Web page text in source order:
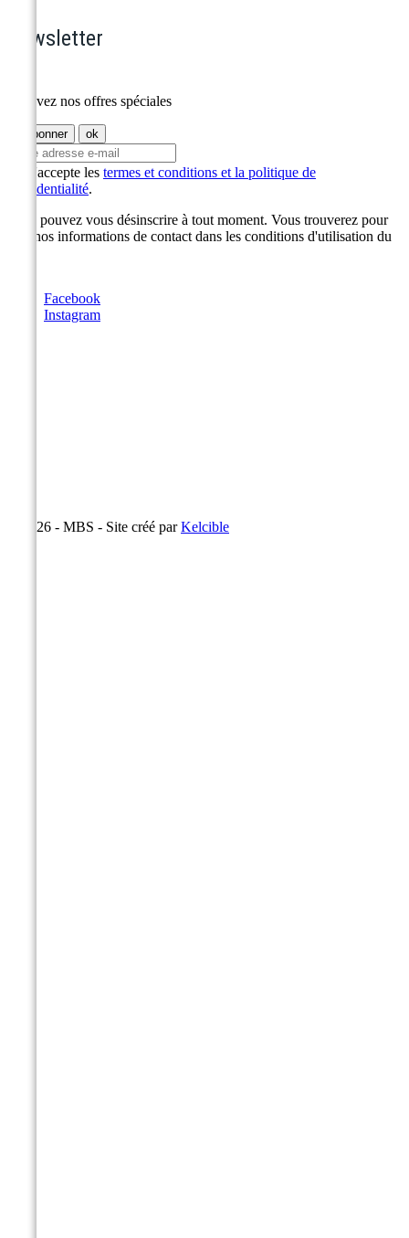
Newsletter
Recevez nos offres spéciales
J'accepte les termes et conditions et la politique de
confidentialité.
Vous pouvez vous désinscrire à tout moment. Vous trouverez pour
cela nos informations de contact dans les conditions d'utilisation du
Facebook
Instagram
© 2026 - MBS - Site créé parKelcible